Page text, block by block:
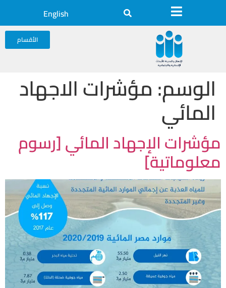
English
الأقسام
الوسم:مؤشرات الاجهاد
المائي
مؤشرات الإجهاد المائي [رسوم
معلوماتية]